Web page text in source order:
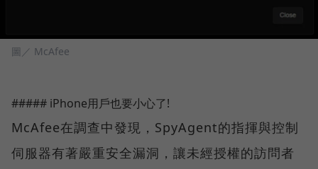
圖／ McAfee
##### iPhone用戶也要小心了!
McAfee在調查中發現，SpyAgent的指揮與控制
伺服器有著嚴重安全漏洞，讓未經授權的訪問者